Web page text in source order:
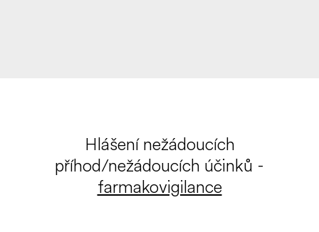
Hlášení nežádoucích
příhod/nežádoucích účinků -
farmakovigilance